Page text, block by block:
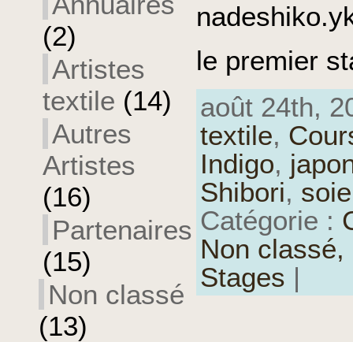
(2)
Artistes
textile (14)
Autres
Artistes
(16)
Partenaires
(15)
Non classé
(13)
le premier
août 24th,
textile,
Indigo,
Shibori, soie
Catégorie :
Non classé,
Stages |